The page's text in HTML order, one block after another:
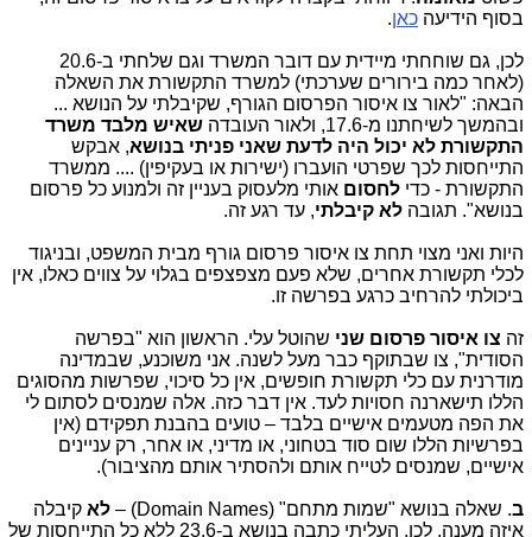
בסוף הידיעה כאן.
לכן, גם שוחחתי מיידית עם דובר המשרד וגם שלחתי ב-20.6
(לאחר כמה בירורים שערכתי) למשרד התקשורת את השאלה
הבאה: "לאור צו איסור הפרסום הגורף, שקיבלתי על הנושא ...
ובהמשך לשיחתנו מ-17.6, ולאור העובדה
שאיש מלבד משרד
התקשורת לא יכול היה לדעת שאני פניתי בנושא, אבקש
התייחסות לכך שפרטי הועברו (ישירות או בעקיפין) .... ממשרד
התקשורת - כדי לחסום אותי מלעסוק בעניין זה ולמנוע כל פרסום
בנושא". תגובה לא קיבלתי, עד רגע זה.
היות ואני מצוי תחת צו איסור פרסום גורף מבית המשפט, ובניגוד
לכלי תקשורת אחרים, שלא פעם מצפצפים בגלוי על צווים כאלו, אין
ביכולתי להרחיב כרגע בפרשה זו.
זה צו איסור פרסום שני שהוטל עלי. הראשון הוא "בפרשה
הסודית", צו שבתוקף כבר מעל לשנה. אני משוכנע, שבמדינה
מודרנית עם כלי תקשורת חופשים, אין כל סיכוי, שפרשות מהסוגים
הללו תישארנה חסויות לעד. אין דבר כזה. אלה שמנסים לסתום לי
את הפה מטעמים אישיים בלבד – טועים בהבנת תפקידם (אין
בפרשיות הללו שום סוד בטחוני, או מדיני, או אחר, רק עניינים
אישיים, שמנסים לטייח אותם ולהסתיר אותם מהציבור).
ב. שאלה בנושא "שמות מתחם" (Domain Names) – לא קיבלה
איזה מענה. לכן, העליתי כתבה בנושא ב-23.6 ללא כל התייחסות של